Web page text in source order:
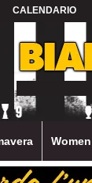
CALENDARIO
Women